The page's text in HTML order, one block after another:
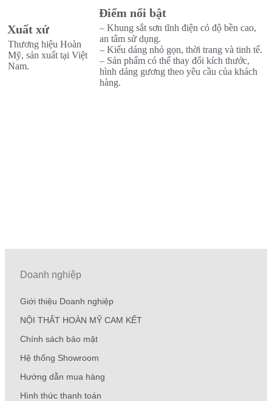
Xuất xứ
Thương hiệu Hoàn
Mỹ, sản xuất tại Việt
Nam.
Điểm nổi bật
– Khung sắt sơn tĩnh điện có độ bền cao,
an tâm sử dụng.
– Kiểu dáng nhỏ gọn, thời trang và tinh tế.
– Sản phẩm có thể thay đổi kích thước,
hình dáng gương theo yêu cầu của khách
hàng.
Doanh nghiệp
Giới thiệu Doanh nghiệp
NỘI THẤT HOÀN MỸ CAM KẾT
Chính sách bảo mật
Hệ thống Showroom
Hướng dẫn mua hàng
Hình thức thanh toán